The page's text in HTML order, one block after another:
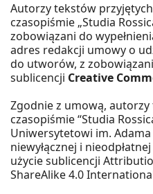
Autorzy tekstów
czasopiśmie „Studia
zobowiązani do
adres redakcji umowy o
do utworów, z
sublicencji Creative
Zgodnie z umową,
czasopiśmie “Studia
Uniwersytetowi im.
niewyłącznej i
użycie sublicencji
ShareAlike 4.0 International